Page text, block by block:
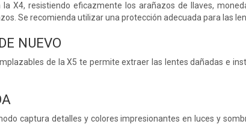
X4, resistiendo eficazmente los arañazos de llaves,
Se recomienda utilizar una protección adecuada para las
NUEVO
de la X5 te permite extraer las lentes dañadas e
captura detalles y colores impresionantes en luces y